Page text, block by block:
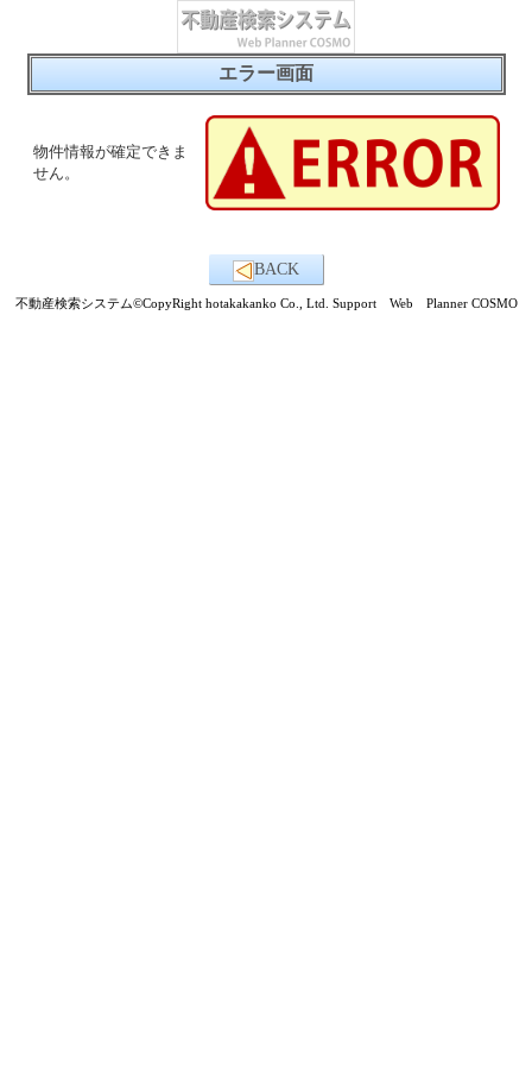
エラー画面
物件情報が確定できま
せん。
BACK
不動産検索システム©CopyRight hotakakanko Co., Ltd. Support Web Planner COSMO